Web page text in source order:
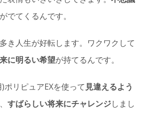
がでてくるんです。
き人生が好転します。ワクワクして
に明るい希望が持てるんです。
ポリピュアEXを使って 見違えるよう
すばらしい将来にチャレンジしまし